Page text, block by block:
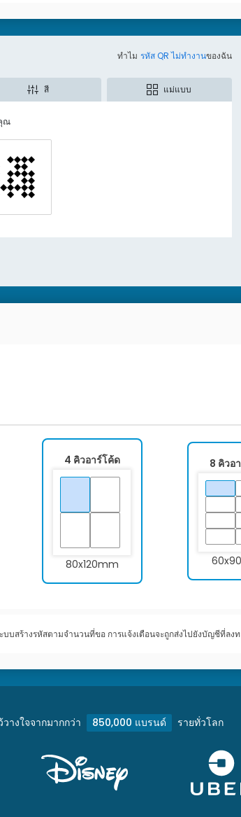
ทำไม รหัส QR ไม่ทำงานของฉัน
สี แม่แบบ
ณ
4 คิวอาร์โค้ด
80x120mm
8 คิวอ
บบสร้างรหัสตามจำนวนที่ขอ การแจ้งเตือนจะถูกส่งไปยังบัญชีที่ล
างใจจากมากกว่า 850,000 แบรนด์ รายทั่วโลก